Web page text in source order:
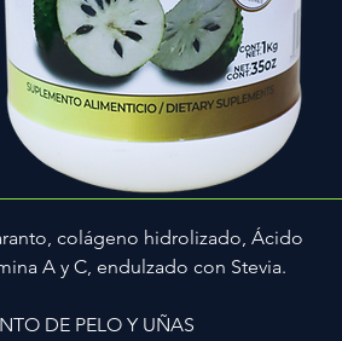
colágeno hidrolizado, Ácido
A y C, endulzado con Stevia.
DE PELO Y UÑAS